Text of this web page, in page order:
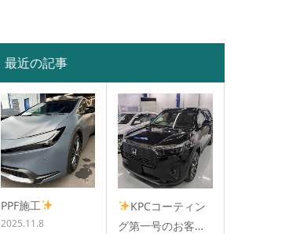
最近の記事
PPF施工
2025.11.8
KPCコーティン
グ第一号のお客…